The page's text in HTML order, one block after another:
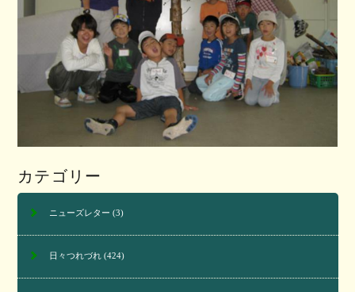
カテゴリー
ニューズレター (3)
日々つれづれ(424)